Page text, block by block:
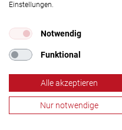
Impressum
Einstellungen.
Notwendig
Funktional
Alle akzeptieren
Nur notwendige